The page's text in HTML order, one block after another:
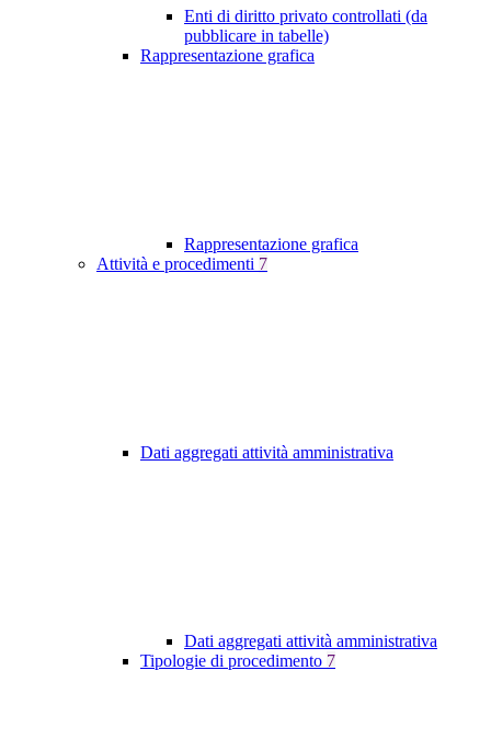
Enti di diritto privato controllati (da
pubblicare in tabelle)
Rappresentazione grafica
Rappresentazione grafica
Attività e procedimenti 7
Dati aggregati attività amministrativa
Dati aggregati attività amministrativa
Tipologie di procedimento 7